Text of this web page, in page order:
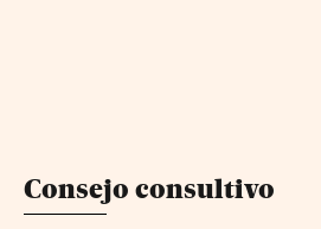
Consejo consultivo